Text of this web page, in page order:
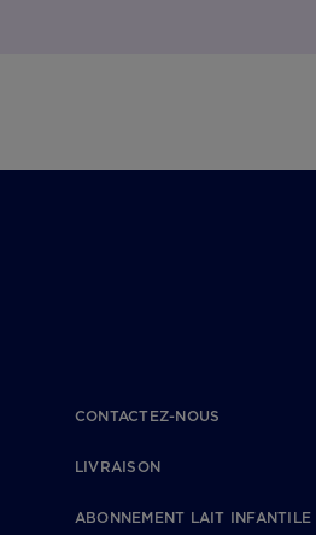
CONTACTEZ-NOUS
LIVRAISON
ABONNEMENT LAIT INFANTILE